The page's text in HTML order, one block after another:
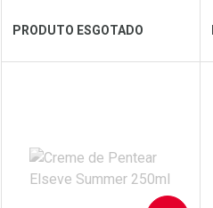
Ver Desconto Convênio
PRODUTO ESGOTADO